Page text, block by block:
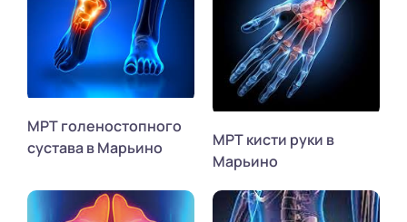
МРТ голеностопного
сустава в Марьино
МРТ кисти руки в
Марьино